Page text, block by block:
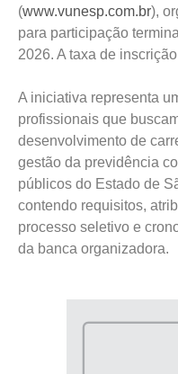
(www.vunesp.com.br),
para participação
2026. A taxa de
A iniciativa representa
profissionais que
desenvolvimento de
gestão da previdência
públicos do Estado de
contendo requisitos,
processo seletivo e
da banca organizadora.